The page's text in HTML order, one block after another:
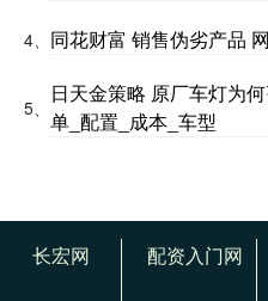
4、 同花财富 销售伪劣产品
5、
日天金策略 原厂车灯为
单_配置_成本_车型
长宏网 配资入门网